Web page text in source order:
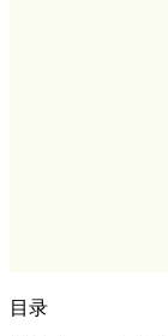
目录